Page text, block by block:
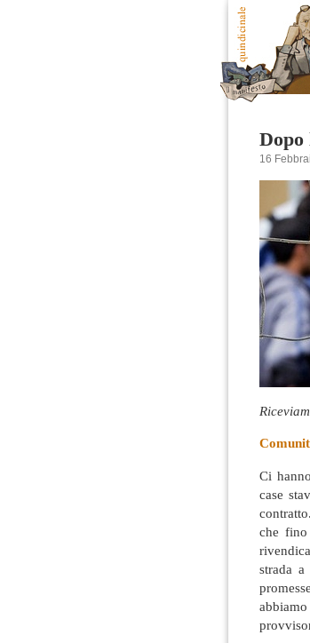
Dopo
16
Ci
case
che
strada